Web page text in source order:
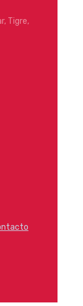
Tigre,